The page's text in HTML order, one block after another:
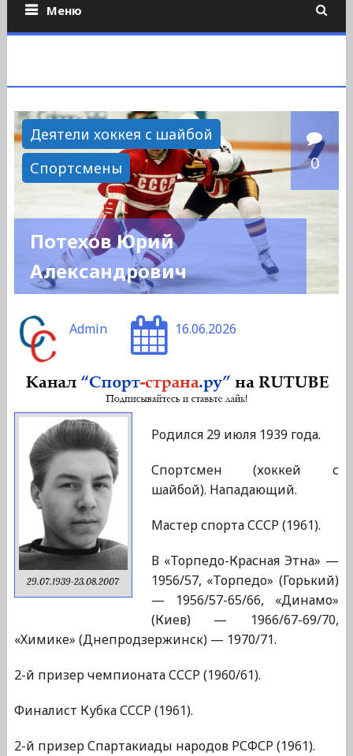
Меню
Деятели хоккея с шайбой
Спортсмены
0
Потехов Юрий
Александрович
Admin 16.06.2026
29.07.1939-23.08.2007
Родился 29 июля 1939 года.
Спортсмен (хоккей с
шайбой). Нападающий.
Мастер спорта СССР (1961).
В «Торпедо-Красная Этна» —
1956/57, «Торпедо» (Горький)
— 1956/57-65/66, «Динамо»
(Киев) — 1966/67-69/70,
«Химике» (Днепродзержинск) — 1970/71.
2-й призер чемпионата СССР (1960/61).
Финалист Кубка СССР (1961).
2-й призер Спартакиады народов РСФСР (1961).